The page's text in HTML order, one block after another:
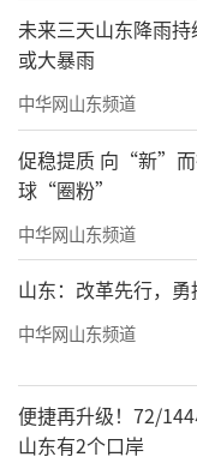
未来三天山东降雨
或大暴雨
中华网山东频道
促稳提质 向“新”
球“圈粉”
中华网山东频道
山东：改革先行，
中华网山东频道
便捷再升级！72/144
山东有2个口岸